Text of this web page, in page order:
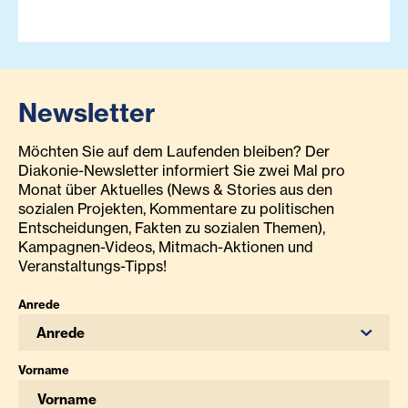
Newsletter
Möchten Sie auf dem Laufenden bleiben? Der
Diakonie-Newsletter informiert Sie zwei Mal pro
Monat über Aktuelles (News & Stories aus den
sozialen Projekten, Kommentare zu politischen
Entscheidungen, Fakten zu sozialen Themen),
Kampagnen-Videos, Mitmach-Aktionen und
Veranstaltungs-Tipps!
Anrede
Anrede
Vorname